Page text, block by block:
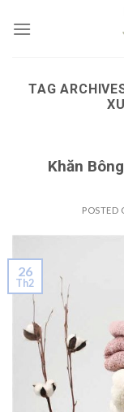
TAG
Khăn
POSTED
26
Th2